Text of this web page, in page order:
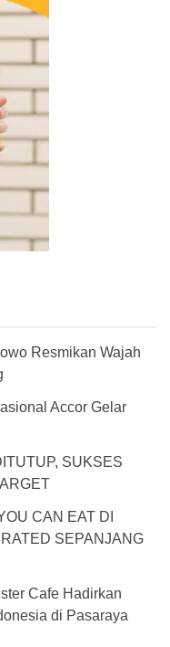
Resmikan Wajah
Accor Gelar
SUKSES
CAN EAT DI
SEPANJANG
Cafe Hadirkan
di Pasaraya